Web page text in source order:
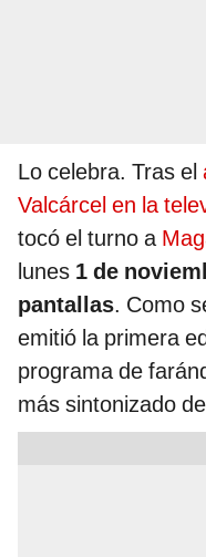
Lo celebra. Tras el
Valcárcel en la
tocó el turno a
lunes 1 de
pantallas. Como
emitió la primera
programa de
más sintonizado